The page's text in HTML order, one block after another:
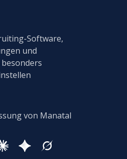
Software,
und
von Manatal